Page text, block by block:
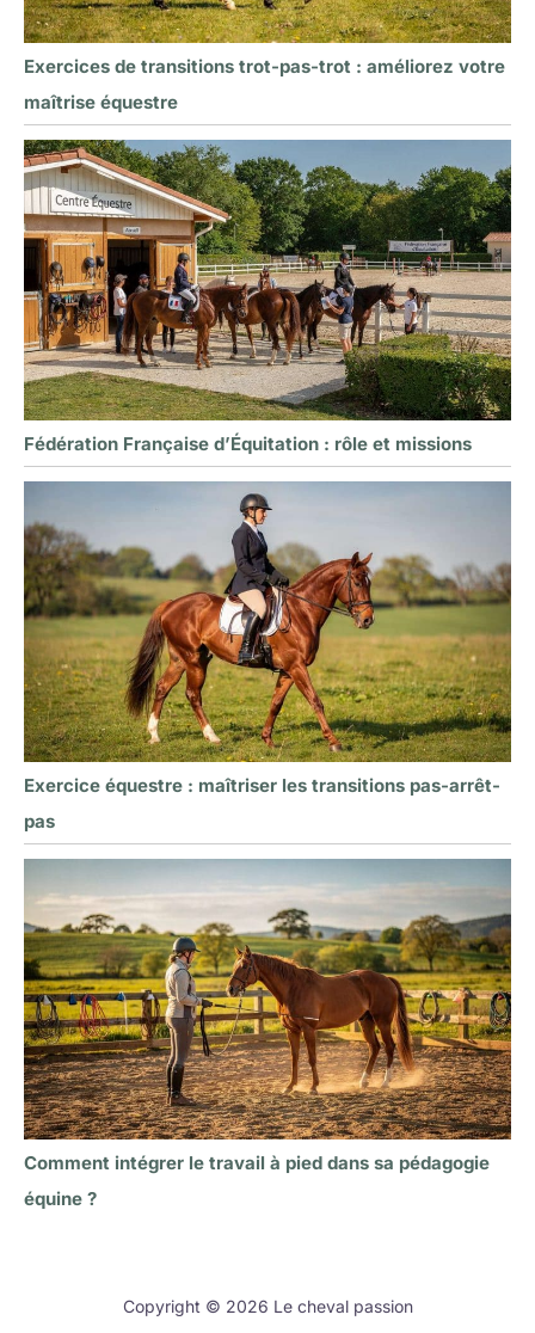
Exercices de transitions trot-pas-trot : améliorez votre
maîtrise équestre
Fédération Française d’Équitation : rôle et missions
Exercice équestre : maîtriser les transitions pas-arrêt-
pas
Comment intégrer le travail à pied dans sa pédagogie
équine ?
Copyright © 2026 Le cheval passion